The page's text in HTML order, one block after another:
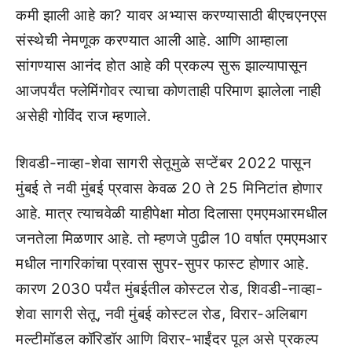
कमी झाली आहे का? यावर अभ्यास करण्यासाठी बीएचएनएस
संस्थेची नेमणूक करण्यात आली आहे. आणि आम्हाला
सांगण्यास आनंद होत आहे की प्रकल्प सुरू झाल्यापासून
आजपर्यंत फ्लेमिंगोवर त्याचा कोणताही परिमाण झालेला नाही
असेही गोविंद राज म्हणाले.
शिवडी-नाव्हा-शेवा सागरी सेतूमुळे सप्टेंबर 2022 पासून
मुंबई ते नवी मुंबई प्रवास केवळ 20 ते 25 मिनिटांत होणार
आहे. मात्र त्याचवेळी याहीपेक्षा मोठा दिलासा एमएमआरमधील
जनतेला मिळणार आहे. तो म्हणजे पुढील 10 वर्षात एमएमआर
मधील नागरिकांचा प्रवास सुपर-सुपर फास्ट होणार आहे.
कारण 2030 पर्यंत मुंबईतील कोस्टल रोड, शिवडी-नाव्हा-
शेवा सागरी सेतू, नवी मुंबई कोस्टल रोड, विरार-अलिबाग
मल्टीमॉडल कॉरिडॉर आणि विरार-भाईंदर पूल असे प्रकल्प